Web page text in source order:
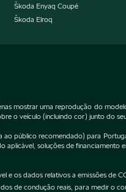
Škoda Enyaq Coupé
Škoda Elroq
mostrar uma reprodução do
o veículo (incluindo cor) junto do
público recomendado) para
aplicável, soluções de financiamento
e os dados relativos a emissões de
de condução reais, para medir o